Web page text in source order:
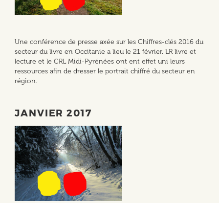
Une conférence de presse axée sur les Chiffres-clés 2016 du
secteur du livre en Occitanie a lieu le 21 février. LR livre et
lecture et le CRL Midi-Pyrénées ont ent effet uni leurs
ressources afin de dresser le portrait chiffré du secteur en
région.
JANVIER 2017